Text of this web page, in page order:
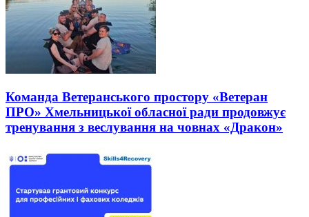
Команда Ветеранського простору «Ветеран
ПРО» Хмельницької обласної ради продовжує
тренування з веслування на човнах «Дракон»